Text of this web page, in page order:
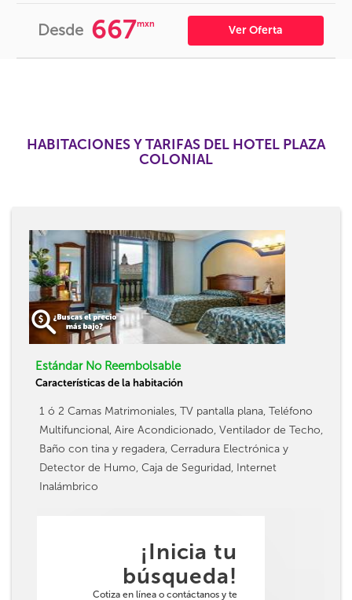
Desde 667mxn Ver Oferta
HABITACIONES Y TARIFAS DEL HOTEL PLAZA
COLONIAL
Estándar No Reembolsable
Características de la habitación
1 ó 2 Camas Matrimoniales, TV pantalla plana, Teléfono
Multifuncional, Aire Acondicionado, Ventilador de Techo,
Baño con tina y regadera, Cerradura Electrónica y
Detector de Humo, Caja de Seguridad, Internet
Inalámbrico
¡Inicia tu
búsqueda!
Cotiza en línea o contáctanos y te